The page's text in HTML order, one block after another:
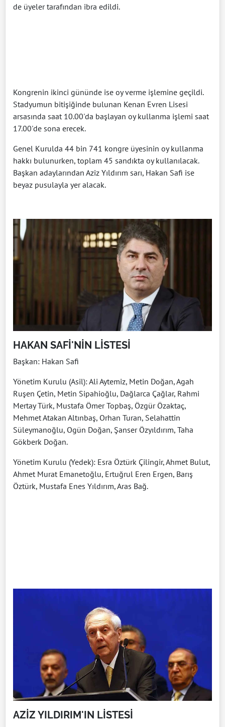
de üyeler tarafından ibra edildi.
Kongrenin ikinci gününde ise oy verme işlemine geçildi.
Stadyumun bitişiğinde bulunan Kenan Evren Lisesi
arsasında saat 10.00'da başlayan oy kullanma işlemi saat
17.00'de sona erecek.
Genel Kurulda 44 bin 741 kongre üyesinin oy kullanma
hakkı bulunurken, toplam 45 sandıkta oy kullanılacak.
Başkan adaylarından Aziz Yıldırım sarı, Hakan Safi ise
beyaz pusulayla yer alacak.
HAKAN SAFİ'NİN LİSTESİ
Başkan: Hakan Safi
Yönetim Kurulu (Asil): Ali Aytemiz, Metin Doğan, Agah
Ruşen Çetin, Metin Sipahioğlu, Dağlarca Çağlar, Rahmi
Mertay Türk, Mustafa Ömer Topbaş, Özgür Özaktaç,
Mehmet Atakan Altınbaş, Orhan Turan, Selahattin
Süleymanoğlu, Ogün Doğan, Şanser Özyıldırım, Taha
Gökberk Doğan.
Yönetim Kurulu (Yedek): Esra Öztürk Çilingir, Ahmet Bulut,
Ahmet Murat Emanetoğlu, Ertuğrul Eren Ergen, Barış
Öztürk, Mustafa Enes Yıldırım, Aras Bağ.
AZİZ YILDIRIM'IN LİSTESİ